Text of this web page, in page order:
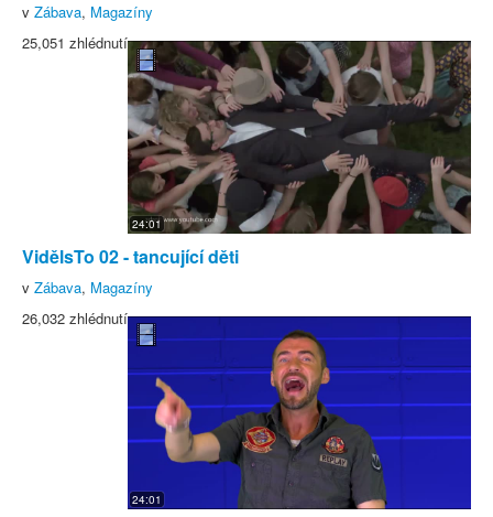
v Zábava, Magazíny
25,051 zhlédnutí
24:01
VidělsTo 02 - tancující děti
v Zábava, Magazíny
26,032 zhlédnutí
24:01